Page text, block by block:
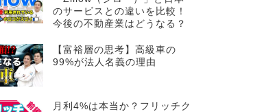
のサービスとの違いを比較！
今後の不動産業はどうなる？
【富裕層の思考】高級車の
99%が法人名義の理由
月利4%は本当か？フリッチク